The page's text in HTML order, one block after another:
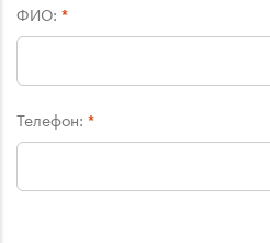
ФИО: *
Телефон: *